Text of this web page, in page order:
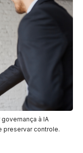
à IA
preservar controle.